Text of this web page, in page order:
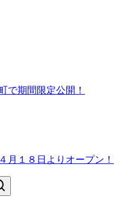
で期間限定公開！
月１８日よりオープン！